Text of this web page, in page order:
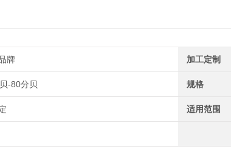
牌 加工定制
-80分贝 规格
适用范围